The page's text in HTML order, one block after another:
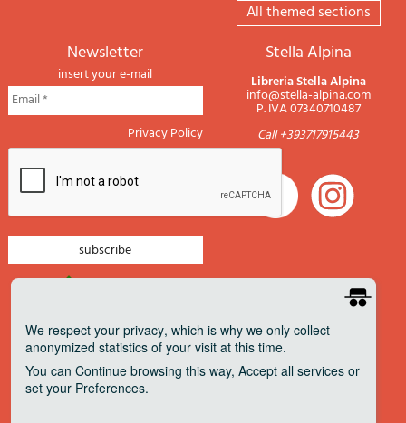
All themed sections
newsletter
insert your e-mail
Privacy Policy
newsletter travels
newsletter military
Stella Alpina
Libreria Stella Alpina
info@stella-alpina.com
P. IVA 07340710487
Call +393717915443
We respect your privacy, which is why we only collect
anonymized statistics of your visit at this time.
You can Continue browsing this way, Accept all services or
set your Preferences.